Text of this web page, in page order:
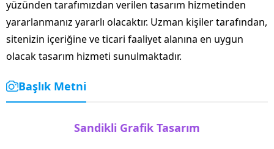
yüzünden tarafımızdan verilen tasarım hizmetinden
yararlanmanız yararlı olacaktır. Uzman kişiler tarafından,
sitenizin içeriğine ve ticari faaliyet alanına en uygun
olacak tasarım hizmeti sunulmaktadır.
Başlık Metni
Sandikli Grafik Tasarım